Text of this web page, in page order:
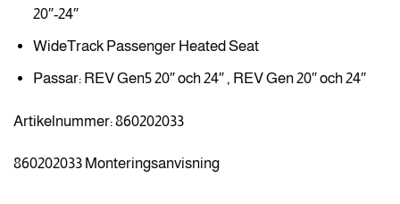
20″-24″
WideTrack Passenger Heated Seat
Passar: REV Gen5 20″ och 24″ , REV Gen 20″ och 24″
Artikelnummer: 860202033
860202033 Monteringsanvisning